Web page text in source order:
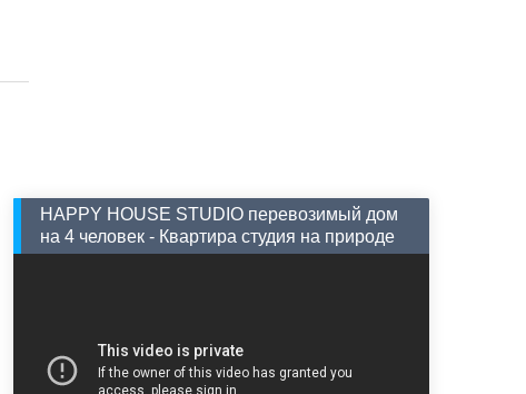
HAPPY HOUSE STUDIO перевозимый дом
на 4 человек - Квартира студия на природе